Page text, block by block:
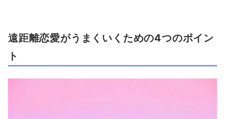
遠距離恋愛がうまくいくための4つのポイン
ト